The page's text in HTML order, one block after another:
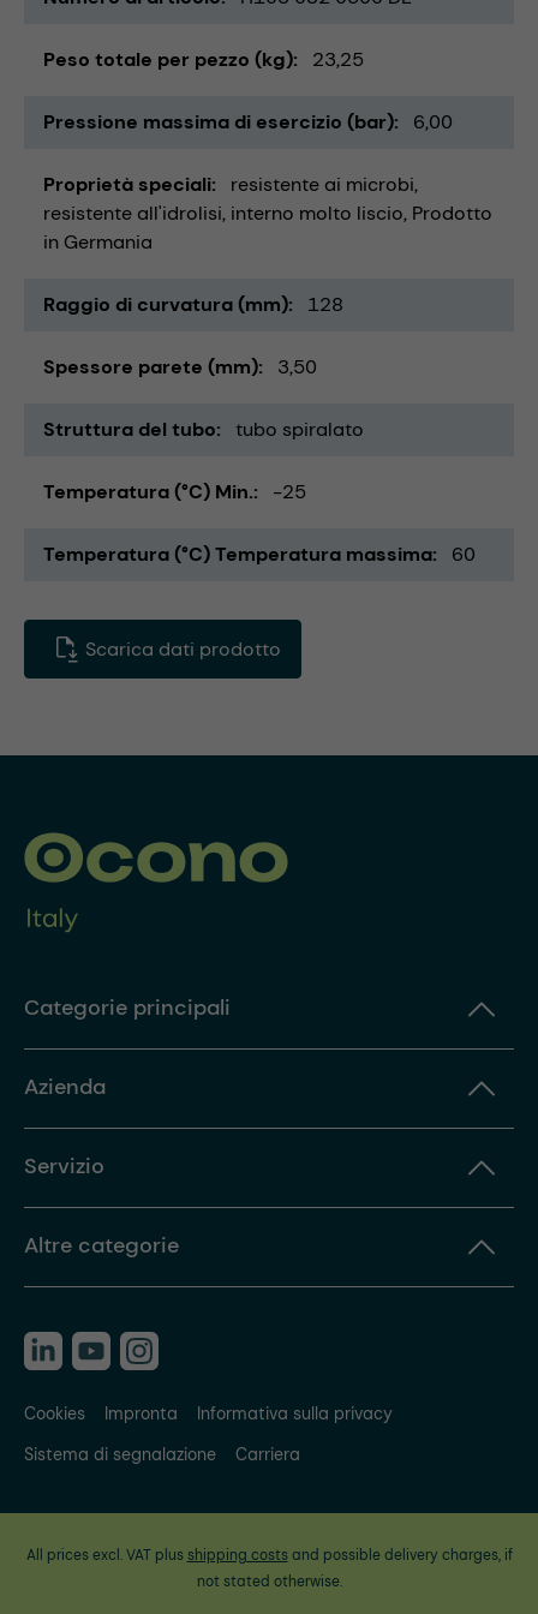
Peso totale per pezzo (kg) 23,25
Pressione massima di esercizio (bar) 6,00
Proprietà speciali
resistente ai microbi
resistente all'idrolisi interno molto liscio Prodotto
in Germania
Raggio di curvatura (mm) 128
Spessore parete (mm) 3,50
Struttura del tubo tubo spiralato
Temperatura (°C) Min. -25
Temperatura (°C) Temperatura massima 60
Scarica dati prodotto
Categorie principali
Azienda
Servizio
Altre categorie
Cookies Impronta
Informativa sulla privacy
Sistema di segnalazione
Carriera
All prices excl. VAT plus shipping costsand possible delivery charges, if
not stated otherwise.